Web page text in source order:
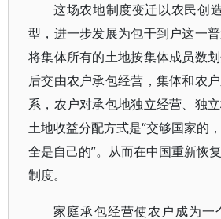
这场农地制度变迁以农民创
型，进一步发展为包干到户这一
将集体所有的土地按集体成员数
后交由农户承包经营，集体和农
系，农户对承包地独立经营、独立
土地收益分配方式是“交够国家的
全是自己的”。从而在中国重新恢
制度。
家庭承包经营使农户成为一